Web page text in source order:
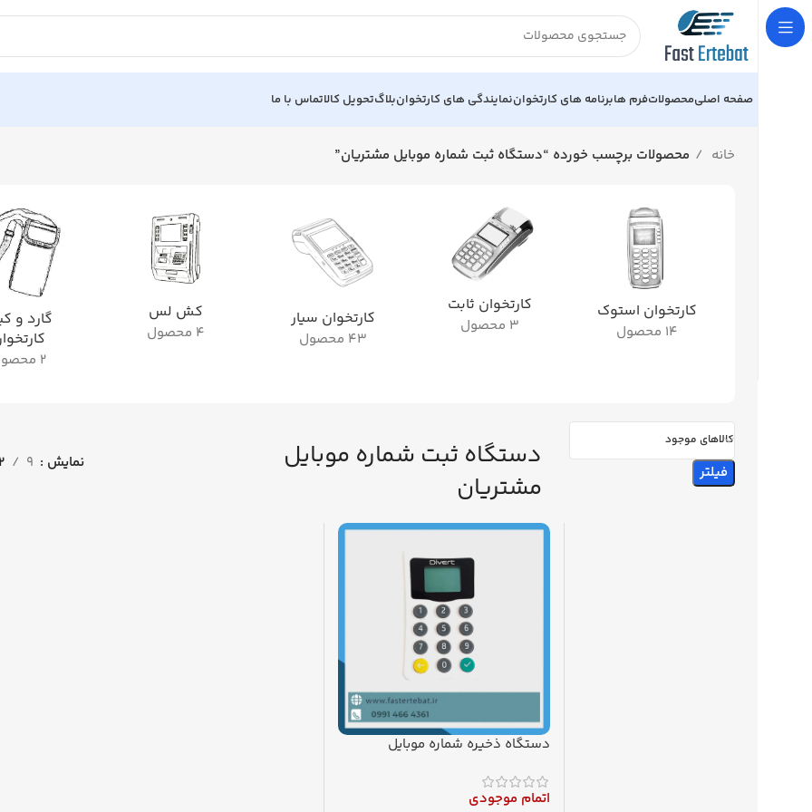
صفحه اصلیمحصولاتفرم هابرنامه های کارتخواننمایندگی های کارتخوانبلاگتحویل کالاتماس با ما
خانه محصولات برچسب خورده “دستگاه ثبت شماره موبایل مشتریان”
کارتخوان استوک
14 محصول
کارتخوان ثابت
3 محصول کارتخوان سیار
43 محصول
کش لس
4 محصول
گارد و
2 محصول
کالاهای موجود
فیلتر
دستگاه ثبت شماره موبایل
مشتریان
نمایش 9
دستگاه ذخیره شماره موبایل
اتمام موجودی